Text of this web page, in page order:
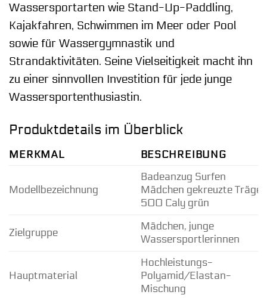
Wassersportarten wie Stand-Up-Paddling,
Kajakfahren, Schwimmen im Meer oder Pool
sowie für Wassergymnastik und
Strandaktivitäten. Seine Vielseitigkeit macht ihn
zu einer sinnvollen Investition für jede junge
Wassersportenthusiastin.
Produktdetails im Überblick
MERKMAL BESCHREIBUNG
Modellbezeichnung
Badeanzug Surfen
Mädchen gekreuzte Träger
500 Caly grün
Zielgruppe
Mädchen, junge
Wassersportlerinnen
Hauptmaterial
Hochleistungs-
Polyamid/Elastan-
Mischung